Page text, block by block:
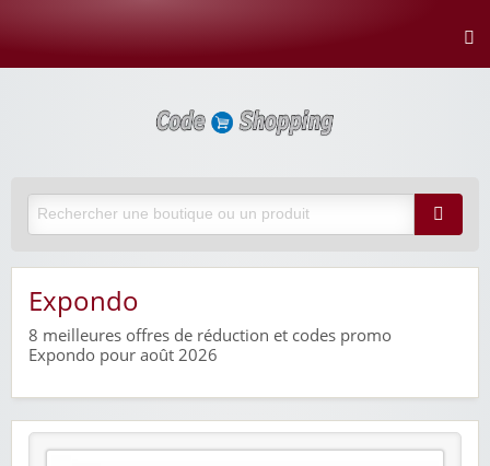
Expondo
8 meilleures offres de réduction et codes promo
Expondo pour août 2026